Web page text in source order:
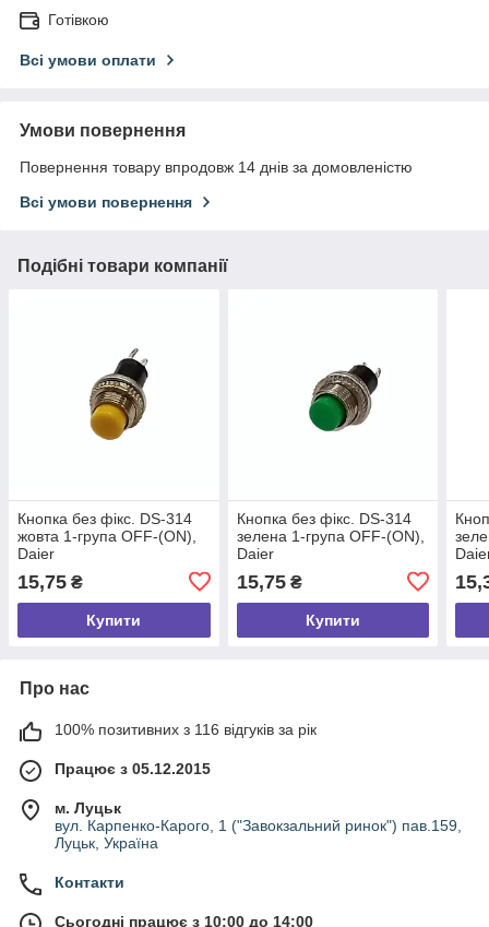
Готівкою
Всі умови оплати
Умови повернення
Повернення товару впродовж 14 днів за домовленістю
Всі умови повернення
Подібні товари компанії
Кнопка без фікс. DS-314
жовта 1-група OFF-(ON),
Daier
15,75 ₴
Купити
Кнопка без фікс. DS-314
зелена 1-група OFF-(ON),
Daier
15,75₴
Купити
Про нас
100% позитивних з 116 відгуків за рік
Працює з 05.12.2015
м. Луцьк
вул. Карпенко-Карого, 1 ("Завокзальний ринок") пав.159,
Луцьк, Україна
Контакти
Сьогодні працює з 10:00 до 14:00